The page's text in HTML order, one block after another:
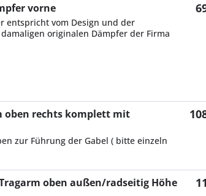
vorne
entspricht vom Design und der
originalen Dämpfer der Firma
oben rechts komplett mit
zur Führung der Gabel ( bitte einzeln
oben außen/radseitig Höhe